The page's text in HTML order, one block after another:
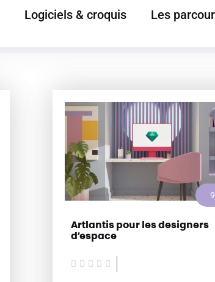
Logiciels & croquis Les
Artlantis pour les designers
d’espace
    